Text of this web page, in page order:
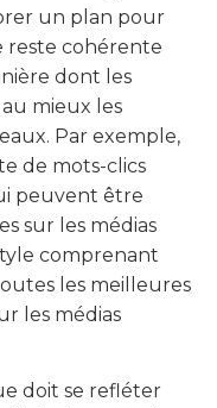
un plan pour
reste cohérente
dont les
mieux les
Par exemple,
de mots-clics
peuvent être
sur les médias
comprenant
les meilleures
les médias
doit se refléter